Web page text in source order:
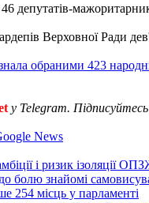
депутатів-
Верховної Ради
обраними 423
у Telegram.
News
і ризик ізоляції
болю знайомі
254 місць у парламенті